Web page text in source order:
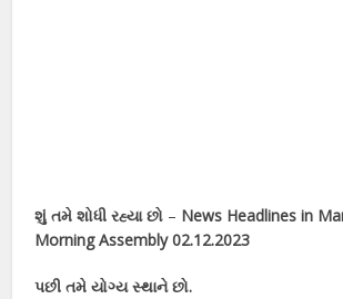
શું તમે શોધી રહ્યા છો – News Headlines in
Morning Assembly 02.12.2023
પછી તમે યોગ્ય સ્થાને છો.